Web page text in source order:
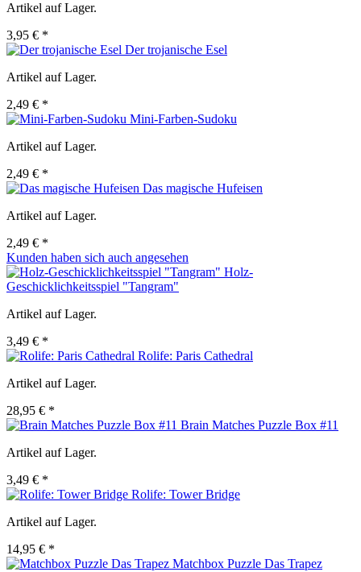
Artikel auf Lager.
3,95 € *
Der trojanische Esel
Artikel auf Lager.
2,49 € *
Mini-Farben-Sudoku
Artikel auf Lager.
2,49 € *
Das magische Hufeisen
Artikel auf Lager.
2,49 € *
Kunden haben sich auch angesehen
Holz-
Geschicklichkeitsspiel "Tangram"
Artikel auf Lager.
3,49 € *
Rolife: Paris Cathedral
Artikel auf Lager.
28,95 € *
Brain Matches Puzzle Box #11
Artikel auf Lager.
3,49 € *
Rolife: Tower Bridge
Artikel auf Lager.
14,95 € *
Matchbox Puzzle Das Trapez